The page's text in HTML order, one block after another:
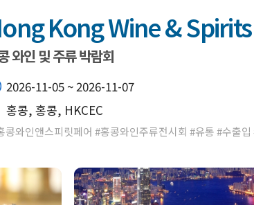
Kong Wine &
와인 및 주류 박람회
2026-11-05 ~ 2026-11-07
홍콩, 홍콩, HKCEC
콩와인앤스피릿페어 #홍콩와인주류전시회 #유통 #수출